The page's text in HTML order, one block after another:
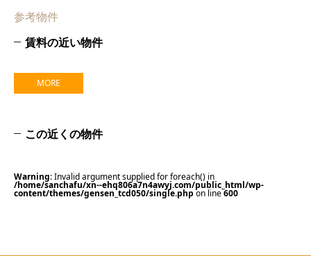
参考物件
賃料の近い物件
MORE
この近くの物件
Warning: Invalid argument supplied for foreach() in
/home/sanchafu/xn--ehq806a7n4awyj.com/public_html/wp-
content/themes/gensen_tcd050/single.php on line600